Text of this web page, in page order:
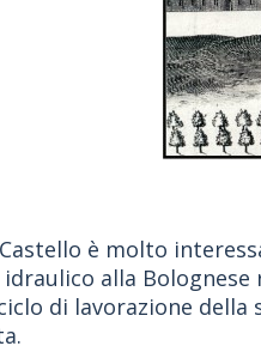
è molto
alla Bolognese
di lavorazione